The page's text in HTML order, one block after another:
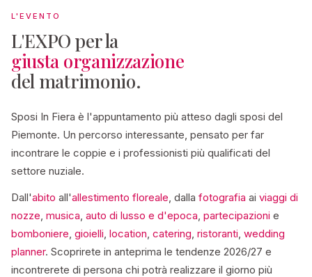
L'EVENTO
L'EXPO per la
giusta organizzazione
del matrimonio.
Sposi In Fiera è l'appuntamento più atteso dagli sposi del
Piemonte. Un percorso interessante, pensato per far
incontrare le coppie e i professionisti più qualificati del
settore nuziale.
Dall'abito all'allestimento floreale, dalla fotografia ai viaggi di
nozze, musica, auto di lusso e d'epoca, partecipazioni e
bomboniere, gioielli, location, catering, ristoranti, wedding
planner. Scoprirete in anteprima le tendenze 2026/27 e
incontrerete di persona chi potrà realizzare il giorno più